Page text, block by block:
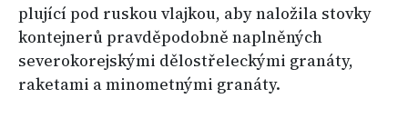
plující pod ruskou vlajkou, aby naložila stovky
kontejnerů pravděpodobně naplněných
severokorejskými dělostřeleckými granáty,
raketami a minometnými granáty.